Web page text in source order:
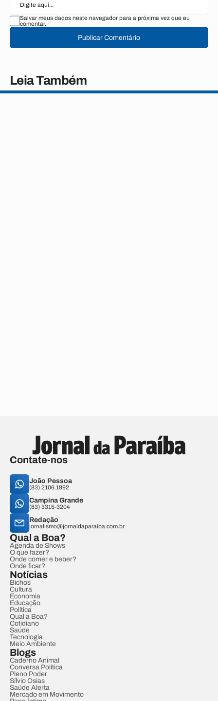
Salvar meus dados neste navegador para a próxima vez que eu
comentar.
Publicar Comentário
Leia Também
Contate-nos
João Pessoa
(83) 2106.1892
Campina Grande
(83) 3315-3204
Redação
jornalismo@jornaldaparaiba.com.br
Qual a Boa?
Agenda de Shows
O que fazer?
Onde comer e beber?
Onde ficar?
Notícias
Bichos
Cultura
Economia
Educação
Política
Qual a Boa?
Cotidiano
Saúde
Tecnologia
Meio Ambiente
Blogs
Caderno Animal
Conversa Política
Pleno Poder
Sílvio Osias
Saúde Alerta
Mercado em Movimento